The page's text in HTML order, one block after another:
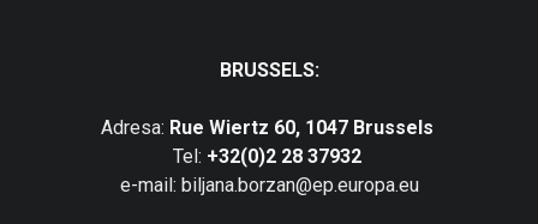
BRUSSELS:
Adresa: Rue Wiertz 60, 1047 Brussels
Tel: +32(0)2 28 37932
e-mail: biljana.borzan@ep.europa.eu